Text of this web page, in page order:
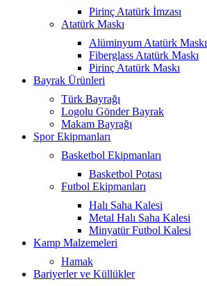
Pirinç Atatürk İmzası
Atatürk Maskı
Alüminyum Atatürk Maskı
Fiberglass Atatürk Maskı
Pirinç Atatürk Maskı
Bayrak Ürünleri
Türk Bayrağı
Logolu Gönder Bayrak
Makam Bayrağı
Spor Ekipmanları
Basketbol Ekipmanları
Basketbol Potası
Futbol Ekipmanları
Halı Saha Kalesi
Metal Halı Saha Kalesi
Minyatür Futbol Kalesi
Kamp Malzemeleri
Hamak
Bariyerler ve Küllükler